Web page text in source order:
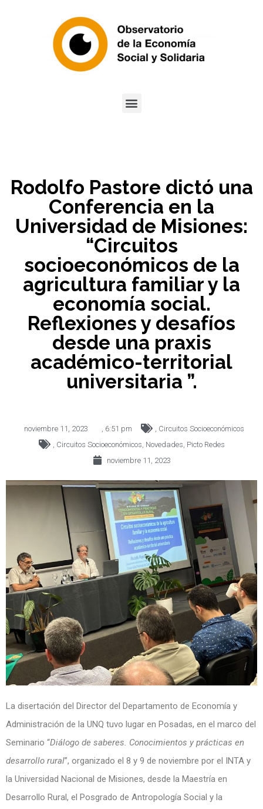
Rodolfo Pastore dictó una
Conferencia en la
Universidad de Misiones:
“Circuitos
socioeconómicos de la
agricultura familiar y la
economía social.
Reflexiones y desafíos
desde una praxis
académico-territorial
universitaria ”.
noviembre 11, 2023 6:51 pm
Circuitos Socioeconómicos
Circuitos Socioeconómicos Novedades Picto Redes
noviembre 11, 2023
La disertación del Director del Departamento de Economía y
Administración de la UNQ tuvo lugar en Posadas, en el marco del
Seminario “Diálogo de saberes. Conocimientos y prácticas en
desarrollo rural”, organizado el 8 y 9 de noviembre por el INTA y
la Universidad Nacional de Misiones, desde la Maestría en
Desarrollo Rural, el Posgrado de Antropología Social y la